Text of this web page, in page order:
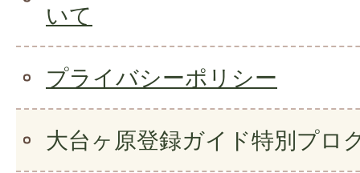
いて
プライバシーポリシー
大台ヶ原登録ガイド特別プロ